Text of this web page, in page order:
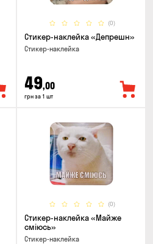
(0)
Стикер-наклейка «Депрешн»
Стикер-наклейка
49,00
грн за 1 шт
(0)
Стикер-наклейка «Майже
сміюсь»
Стикер-наклейка